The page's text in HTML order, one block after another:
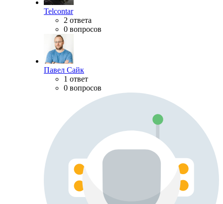
Telcontar
2 ответа
0 вопросов
Павел Сайк
1 ответ
0 вопросов